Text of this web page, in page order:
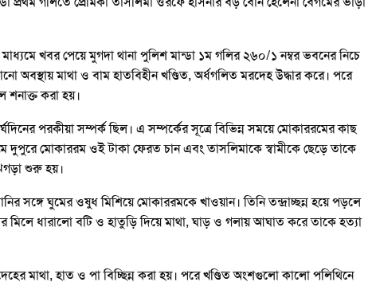
খবর পেয়ে মুগদা থানা পুলিশ মান্ডা ১ম গলির ২৬০/১ নম্বর ভবনের নিচে
অবস্থায় মাথা ও বাম হাতবিহীন খণ্ডিত, অর্ধগলিত মরদেহ উদ্ধার করে। পরে
শনাক্ত করা হয়।
পরকীয়া সম্পর্ক ছিল। এ সম্পর্কের সূত্রে বিভিন্ন সময়ে মোকাররমের কাছ
দুপুরে মোকাররম ওই টাকা ফেরত চান এবং তাসলিমাকে স্বামীকে ছেড়ে তাকে
শুরু হয়।
সঙ্গে ঘুমের ওষুধ মিশিয়ে মোকাররমকে খাওয়ান। তিনি তন্দ্রাচ্ছন্ন হয়ে পড়লে
মিলে ধারালো বটি ও হাতুড়ি দিয়ে মাথা, ঘাড় ও গলায় আঘাত করে তাকে হত্যা
মাথা, হাত ও পা বিচ্ছিন্ন করা হয়। পরে খণ্ডিত অংশগুলো কালো পলিথিনে